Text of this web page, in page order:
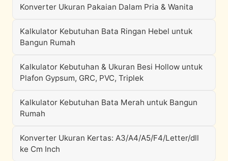
Konverter Ukuran Pakaian Dalam Pria & Wanita
Kalkulator Kebutuhan Bata Ringan Hebel untuk
Bangun Rumah
Kalkulator Kebutuhan & Ukuran Besi Hollow untuk
Plafon Gypsum, GRC, PVC, Triplek
Kalkulator Kebutuhan Bata Merah untuk Bangun
Rumah
Konverter Ukuran Kertas: A3/A4/A5/F4/Letter/dll
ke Cm Inch